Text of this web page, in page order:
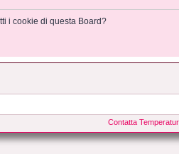
i cookie di questa Board?
Contatta